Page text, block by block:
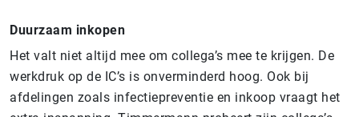
Duurzaam inkopen
Het valt niet altijd mee om collega’s mee te krijgen. De
werkdruk op de IC’s is onverminderd hoog. Ook bij
afdelingen zoals infectiepreventie en inkoop vraagt het